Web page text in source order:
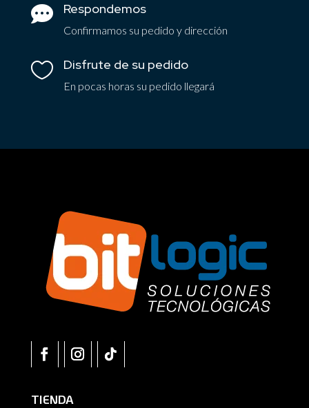
 Respondemos
Confirmamos su pedido y dirección
 Disfrute de su pedido
En pocas horas su pedido llegará
TIENDA